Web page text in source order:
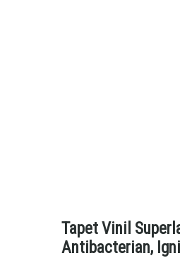
Tapet Vinil
Antibacterian,